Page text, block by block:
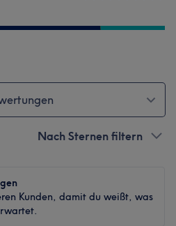
Nach Sternen filtern
Kunden, damit du weißt, was